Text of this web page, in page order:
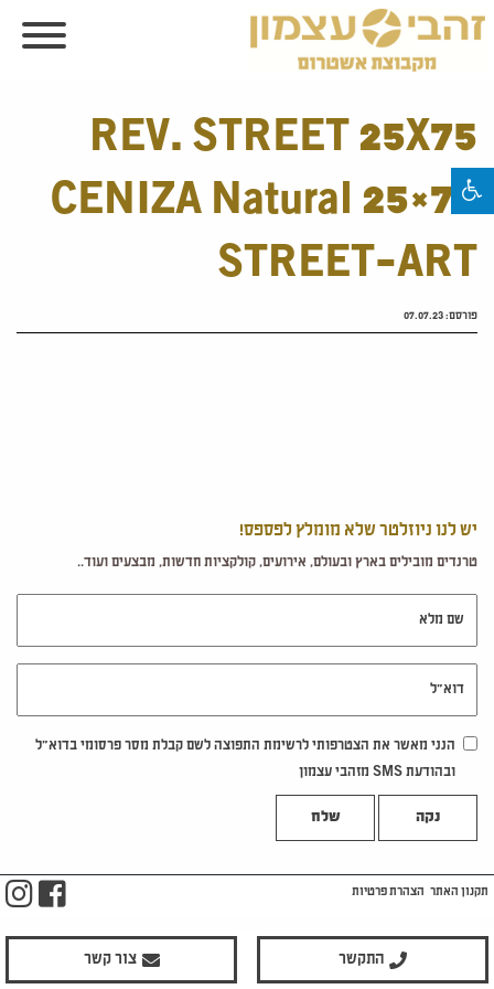
REV. STREET 25X75
CENIZA Natural 25×75
STREET-ART
פורסם:07.07.23
יש לנו ניוזלטר שלא מומלץ לפספס!
טרנדים מובילים בארץ ובעולם, אירועים, קולקציות חדשות, מבצעים ועוד..
הנני מאשר את הצטרפותי לרשימת התפוצה לשם קבלת מסר פרסומי בדוא"ל
ובהודעת SMS מזהבי עצמון
נקה
התקשר צור קשר
תקנון האתר הצהרת פרטיות